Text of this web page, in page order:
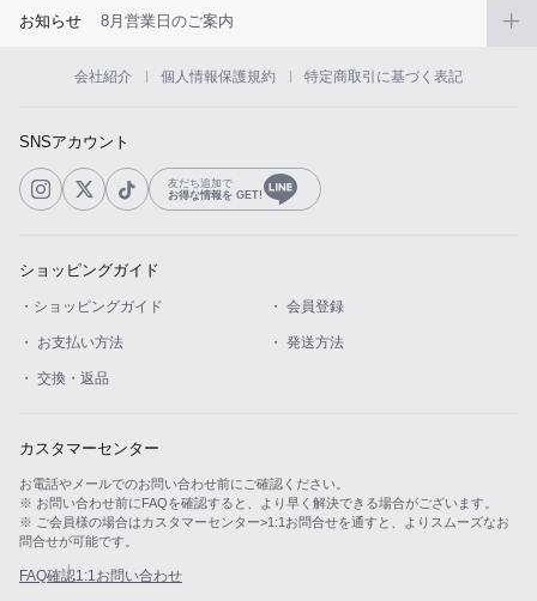
総合掲示板
ショッピングガイド
お知らせ 8月営業日のご案内
会社紹介 個人情報保護規約 特定商取引に基づく表記
SNSアカウント
友だち追加で
お得な情報を GET!
ショッピングガイド
・ショッピングガイド ・ 会員登録
・ お支払い方法 ・ 発送方法
・ 交換・返品
カスタマーセンター
お電話やメールでのお問い合わせ前にご確認ください。
※ お問い合わせ前にFAQを確認すると、より早く解決できる場合がございます。
※ ご会員様の場合はカスタマーセンター>1:1お問合せを通すと、よりスムーズなお
問合せが可能です。
FAQ確認1:1お問い合わせ